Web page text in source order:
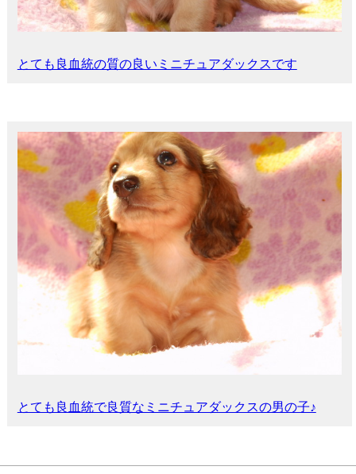
とても良血統の質の良いミニチュアダックスです
とても良血統で良質なミニチュアダックスの男の子♪